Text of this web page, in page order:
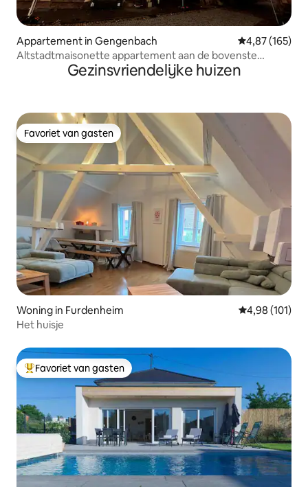
Appartement in Gengenbach Gemiddelde
4,87 (165)
Altstadtmaisonette appartement aan de bovenste
stadspoortGezinsvriendelijke huizen
Favoriet van gasten
Favoriet van gasten
Woning in Furdenheim Gemiddelde
4,98 (101)
Het huisje
Topfavoriet van gasten
Favoriet van gasten